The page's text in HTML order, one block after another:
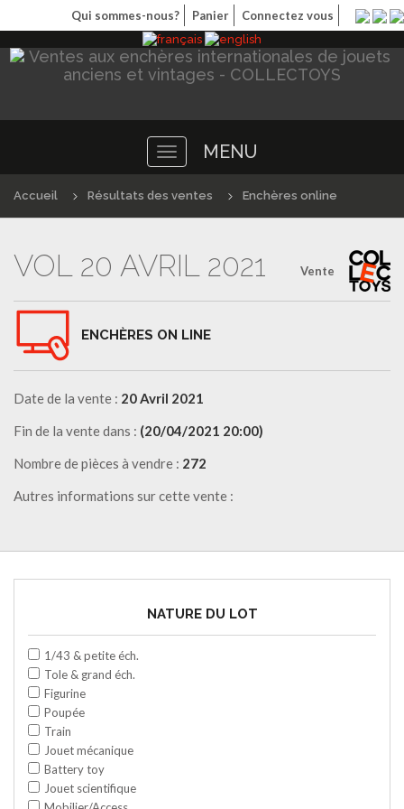
Qui sommes-nous? Panier Connectez vous
Toggle
navigation
MENU
Accueil Résultats des ventes Enchères online
Vente
VOL 20 AVRIL 2021
ENCHÈRES ON LINE
Date de la vente : 20 Avril 2021
Fin de la vente dans : (20/04/2021 20:00)
Nombre de pièces à vendre : 272
Autres informations sur cette vente :
NATURE DU LOT
1/43 & petite éch.
Tole & grand éch.
Figurine
Poupée
Train
Jouet mécanique
Battery toy
Jouet scientifique